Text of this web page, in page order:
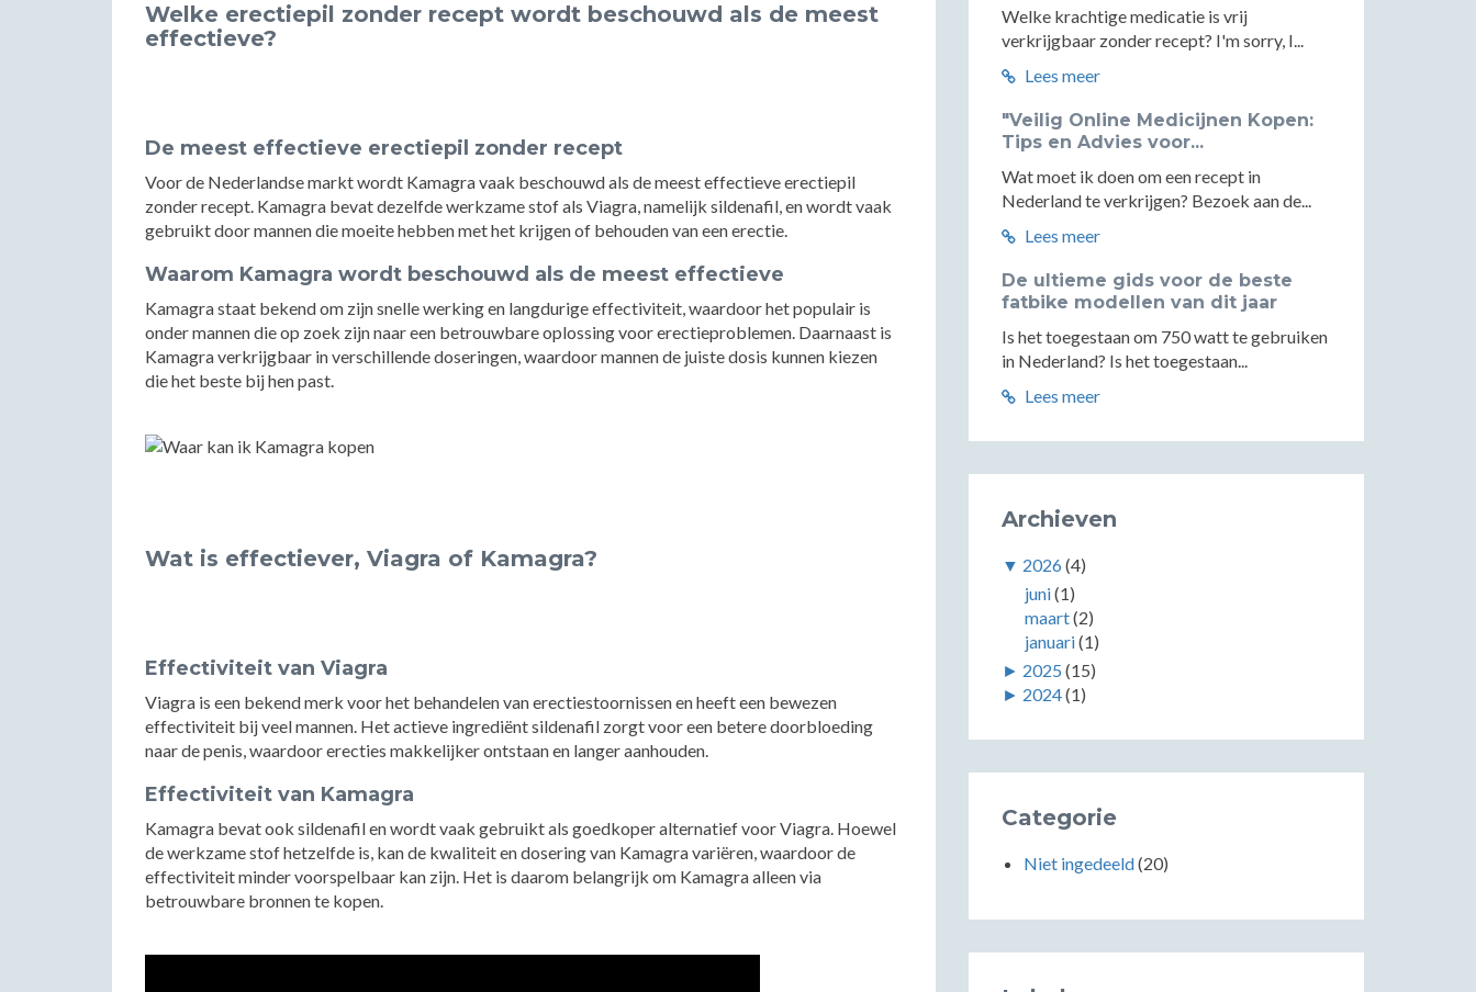
Welke erectiepil zonder recept wordt beschouwd als de meest
effectieve?
De meest effectieve erectiepil zonder recept
Voor de Nederlandse markt wordt Kamagra vaak beschouwd als de meest effectieve erectiepil
zonder recept. Kamagra bevat dezelfde werkzame stof als Viagra, namelijk sildenafil, en wordt vaak
gebruikt door mannen die moeite hebben met het krijgen of behouden van een erectie.
Waarom Kamagra wordt beschouwd als de meest effectieve
Kamagra staat bekend om zijn snelle werking en langdurige effectiviteit, waardoor het populair is
onder mannen die op zoek zijn naar een betrouwbare oplossing voor erectieproblemen. Daarnaast is
Kamagra verkrijgbaar in verschillende doseringen, waardoor mannen de juiste dosis kunnen kiezen
die het beste bij hen past.
Wat is effectiever, Viagra of Kamagra?
Effectiviteit van Viagra
Viagra is een bekend merk voor het behandelen van erectiestoornissen en heeft een bewezen
effectiviteit bij veel mannen. Het actieve ingrediënt sildenafil zorgt voor een betere doorbloeding
naar de penis, waardoor erecties makkelijker ontstaan en langer aanhouden.
Effectiviteit van Kamagra
Kamagra bevat ook sildenafil en wordt vaak gebruikt als goedkoper alternatief voor Viagra. Hoewel
de werkzame stof hetzelfde is, kan de kwaliteit en dosering van Kamagra variëren, waardoor de
effectiviteit minder voorspelbaar kan zijn. Het is daarom belangrijk om Kamagra alleen via
betrouwbare bronnen te kopen.
Welke krachtige medicatie is vrij
verkrijgbaar zonder recept? I'm sorry, I...
Lees meer
"Veilig Online Medicijnen Kopen:
Tips en Advies voor...
Wat moet ik doen om een recept in
Nederland te verkrijgen? Bezoek aan de...
Lees meer
De ultieme gids voor de beste
fatbike modellen van dit jaar
Is het toegestaan om 750 watt te gebruiken
in Nederland? Is het toegestaan...
Lees meer
Archieven
▼ 2026(4)
juni(1)
maart(2)
januari(1)
► 2025 (15)
► 2024(1)
Categorie
Niet ingedeeld(20)